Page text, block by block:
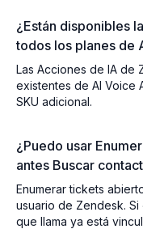
¿Están disponibles
todos los planes de
Las Acciones de IA de
existentes de AI Voice
SKU adicional.
¿Puedo usar
antes Buscar
Enumerar tickets
usuario de Zendesk.
que llama ya está